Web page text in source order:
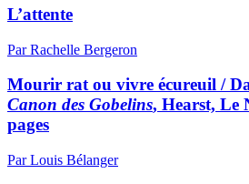
L’attente
Par Rachelle Bergeron
Mourir rat ou vivre écureuil /
Canon des Gobelins, Hearst, Le
pages
Par Louis Bélanger